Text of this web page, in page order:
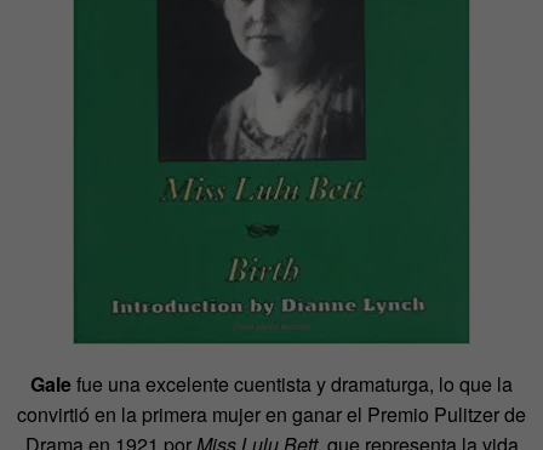
Galefue una excelente cuentista y dramaturga, lo que la
convirtió en la primera mujer en ganar el Premio Pulitzer de
Drama en 1921 porMiss Lulu Bett, que representa la vida